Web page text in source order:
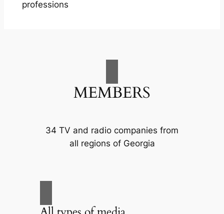
professions
MEMBERS
34 TV and radio companies from
all regions of Georgia